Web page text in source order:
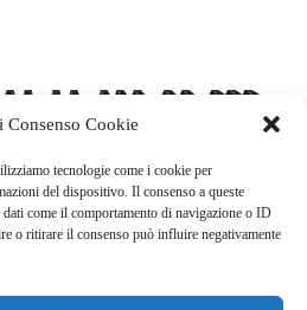
Consenso Cookie
tecnologie come i cookie per
del dispositivo. Il consenso a queste
come il comportamento di navigazione o ID
o ritirare il consenso può influire negativamente
65, CH - 6804 Bironico